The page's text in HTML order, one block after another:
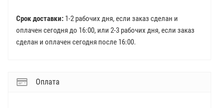
Срок доставки: 1-2 рабочих дня, если заказ сделан и
оплачен сегодня до 16:00, или 2-3 рабочих дня, если заказ
сделан и оплачен сегодня после 16:00.
Оплата